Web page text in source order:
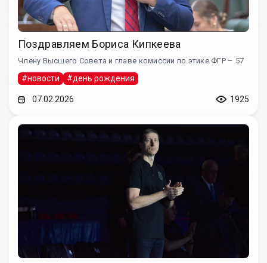
Поздравляем Бориса Кипкеева
Члену Высшего Совета и главе комиссии по этике ФГР – 57
#новости #день рождения
07.02.2026 1925